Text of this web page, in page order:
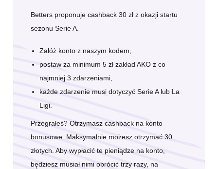
Betters proponuje cashback 30 zł z okazji startu
sezonu Serie A.
Załóż konto z naszym kodem,
postaw za minimum 5 zł zakład AKO z co
najmniej 3 zdarzeniami,
każde zdarzenie musi dotyczyć Serie A lub La
Ligi.
Przegrałeś? Otrzymasz cashback na konto
bonusowe. Maksymalnie możesz otrzymać 30
złotych. Aby wypłacić te pieniądze na konto,
będziesz musiał nimi obrócić trzy razy, na